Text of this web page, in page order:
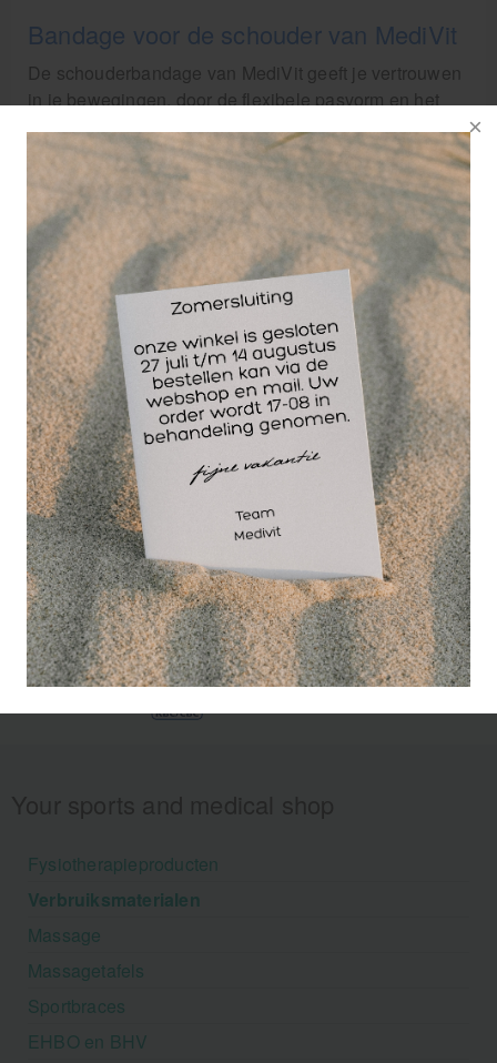
Bandage voor de schouder van MediVit
De schouderbandage van MediVit geeft je vertrouwen
in je bewegingen, door de flexibele pasvorm en het
draagcomfort. De bandage is gemaakt van elastisch
en ademend materiaal waardoor je de bandage
gemakkelijk onder kleding kan dragen. De bandage
zal enige compressie uitoefenen op je schouder,
waardoor je zwelling en blessure steeds beter herstelt.
Bij sporten zoals tennis, hockey of fitness krijgt je
schouder veel belasting. De schouderbandage kan je
op die momenten extra stabiliteit en ondersteuning
geven.
Kenmerken van schouderbandage:
Ondersteuning van schouder
Ademend materiaal
Langdurig draagcomfort
Compressie op schouder
Fysiotherapieproducten
Verbruiksmaterialen
Massage
Massagetafels
Sportbraces
EHBO en BHV